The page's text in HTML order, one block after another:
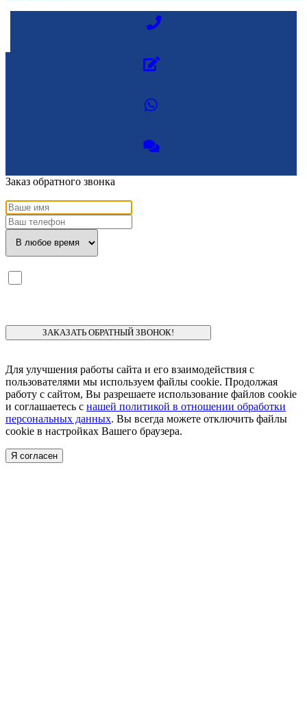
Заказ обратного звонка
Для улучшения работы сайта и его взаимодействия с
пользователями мы используем файлы cookie. Продолжая
работу с сайтом, Вы разрешаете использование файлов cookie
и соглашаетесь с нашей политикой в отношении обработки
персональных данных. Вы всегда можете отключить файлы
cookie в настройках Вашего браузера.
Я согласен